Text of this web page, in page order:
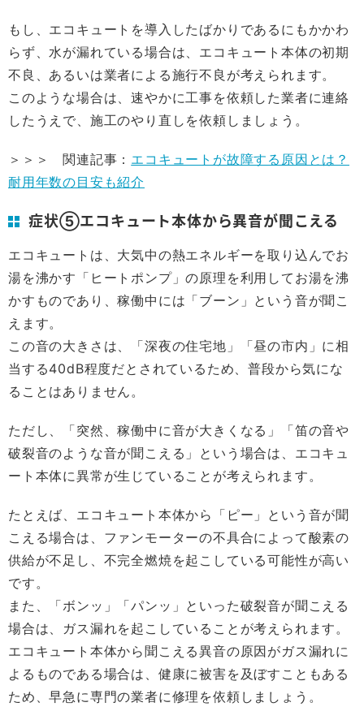
もし、エコキュートを導入したばかりであるにもかかわ
らず、水が漏れている場合は、エコキュート本体の初期
不良、あるいは業者による施行不良が考えられます。
このような場合は、速やかに工事を依頼した業者に連絡
したうえで、施工のやり直しを依頼しましょう。
＞＞＞ 関連記事： エコキュートが故障する原因とは？
耐用年数の目安も紹介
症状⑤エコキュート本体から異音が聞こえる
エコキュートは、大気中の熱エネルギーを取り込んでお
湯を沸かす「ヒートポンプ」の原理を利用してお湯を沸
かすものであり、稼働中には「ブーン」という音が聞こ
えます。
この音の大きさは、「深夜の住宅地」「昼の市内」に相
当する40dB程度だとされているため、普段から気にな
ることはありません。
ただし、「突然、稼働中に音が大きくなる」「笛の音や
破裂音のような音が聞こえる」という場合は、エコキュ
ート本体に異常が生じていることが考えられます。
たとえば、エコキュート本体から「ピー」という音が聞
こえる場合は、ファンモーターの不具合によって酸素の
供給が不足し、不完全燃焼を起こしている可能性が高い
です。
また、「ボンッ」「パンッ」といった破裂音が聞こえる
場合は、ガス漏れを起こしていることが考えられます。
エコキュート本体から聞こえる異音の原因がガス漏れに
よるものである場合は、健康に被害を及ぼすこともある
ため、早急に専門の業者に修理を依頼しましょう。